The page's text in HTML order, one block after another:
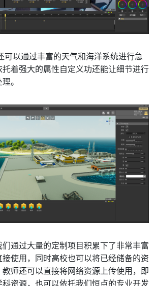
可以通过丰富的天气和海洋系统进行急
着强大的属性自定义功还能让细节进行
。
们通过大量的定制项目积累下了非常丰富
使用，同时高校也可以将已经储备的资
师还可以直接将网络资源上传使用，即
资源，也可以依托我们恒点的专业开发